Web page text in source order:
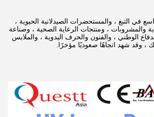
في التبغ ، والمستحضرات الصيدلانية الحيوية ،
والمشروبات ، ومنتجات الرعاية الصحية ، وصناعة
الوطني ، والفنون والحرف اليدوية ، والملابس
، وقد شهد اتجاهًا صعوديًا مؤخرًا.